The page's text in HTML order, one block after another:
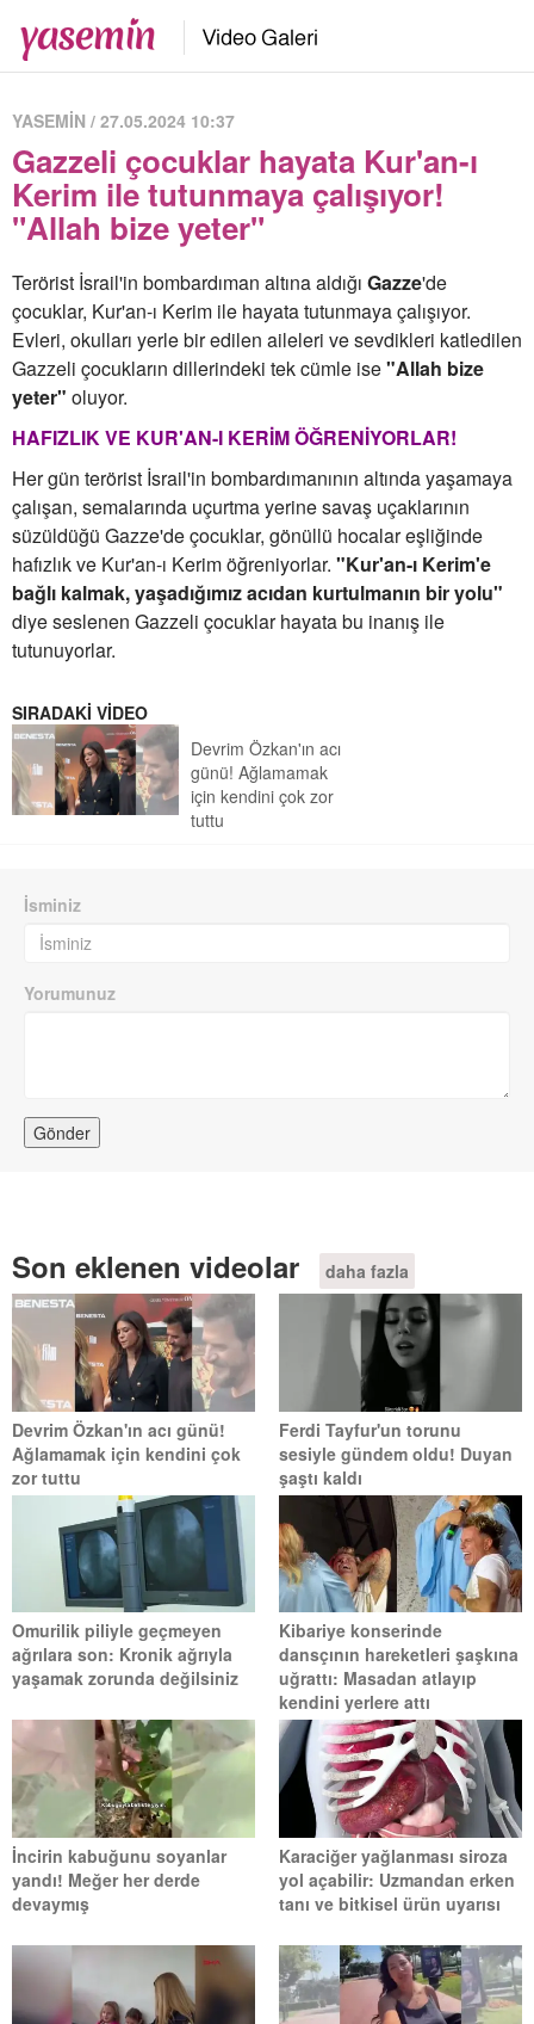
YASEMİN / 27.05.2024 10:37
Gazzeli çocuklar hayata Kur'an-ı
Kerim ile tutunmaya çalışıyor!
"Allah bize yeter"
Terörist İsrail'in bombardıman altına aldığı Gazze'de
çocuklar, Kur'an-ı Kerim ile hayata tutunmaya çalışıyor.
Evleri, okulları yerle bir edilen aileleri ve sevdikleri katledilen
Gazzeli çocukların dillerindeki tek cümle ise"Allah bize
yeter" oluyor.
HAFIZLIK VE KUR'AN-I KERİM ÖĞRENİYORLAR!
Her gün terörist İsrail'in bombardımanının altında yaşamaya
çalışan, semalarında uçurtma yerine savaş uçaklarının
süzüldüğü Gazze'de çocuklar, gönüllü hocalar eşliğinde
hafızlık ve Kur'an-ı Kerim öğreniyorlar. "Kur'an-ı Kerim'e
bağlı kalmak, yaşadığımız acıdan kurtulmanın bir yolu"
diye seslenen Gazzeli çocuklar hayata bu inanış ile
tutunuyorlar.
SIRADAKİ VİDEO
Devrim Özkan'ın acı
günü! Ağlamamak
için kendini çok zor
tuttu
İsminiz
Yorumunuz
Son eklenen videolar daha fazla
Devrim Özkan'ın acı günü!
Ağlamamak için kendini çok
zor tuttu
Ferdi Tayfur'un torunu
sesiyle gündem oldu! Duyan
şaştı kaldı
Omurilik piliyle geçmeyen
ağrılara son: Kronik ağrıyla
yaşamak zorunda değilsiniz
Kibariye konserinde
dansçının hareketleri şaşkına
uğrattı: Masadan atlayıp
kendini yerlere attı
İncirin kabuğunu soyanlar
yandı! Meğer her derde
devaymış
Karaciğer yağlanması siroza
yol açabilir: Uzmandan erken
tanı ve bitkisel ürün uyarısı